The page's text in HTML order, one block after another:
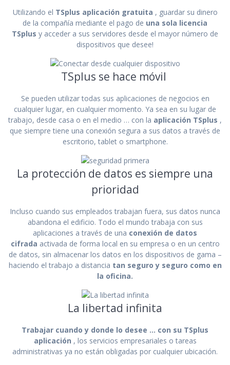
Utilizando el TSplus aplicación gratuita , guardar su dinero
de la compañía mediante el pago de una sola licencia
TSplus y acceder a sus servidores desde el mayor número de
dispositivos que desee!
TSplus se hace móvil
Se pueden utilizar todas sus aplicaciones de negocios en
cualquier lugar, en cualquier momento. Ya sea en su lugar de
trabajo, desde casa o en el medio … con la aplicación TSplus ,
que siempre tiene una conexión segura a sus datos a través de
escritorio, tablet o smartphone.
La protección de datos es siempre una
prioridad
Incluso cuando sus empleados trabajan fuera, sus datos nunca
abandona el edificio. Todo el mundo trabaja con sus
aplicaciones a través de una conexión de datos
cifrada activada de forma local en su empresa o en un centro
de datos, sin almacenar los datos en los dispositivos de gama –
haciendo el trabajo a distancia tan seguro y seguro como en
la oficina.
La libertad infinita
Trabajar cuando y donde lo desee … con su TSplus
aplicación , los servicios empresariales o tareas
administrativas ya no están obligadas por cualquier ubicación.